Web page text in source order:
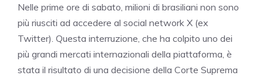
Nelle prime ore di sabato, milioni di brasiliani non sono
più riusciti ad accedere al social network X (ex
Twitter). Questa interruzione, che ha colpito uno dei
più grandi mercati internazionali della piattaforma, è
stata il risultato di una decisione della Corte Suprema